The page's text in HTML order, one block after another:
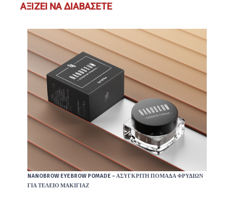
ΑΞΊΖΕΙ ΝΑ ΔΙΑΒΆΣΕΤΕ
NANOBROW EYEBROW POMADE – ΑΣΎΓΚΡΙΤΗ ΠΟΜΆΔΑ ΦΡΥΔΙΏΝ
ΓΙΑ ΤΈΛΕΙΟ ΜΑΚΙΓΙΆΖ